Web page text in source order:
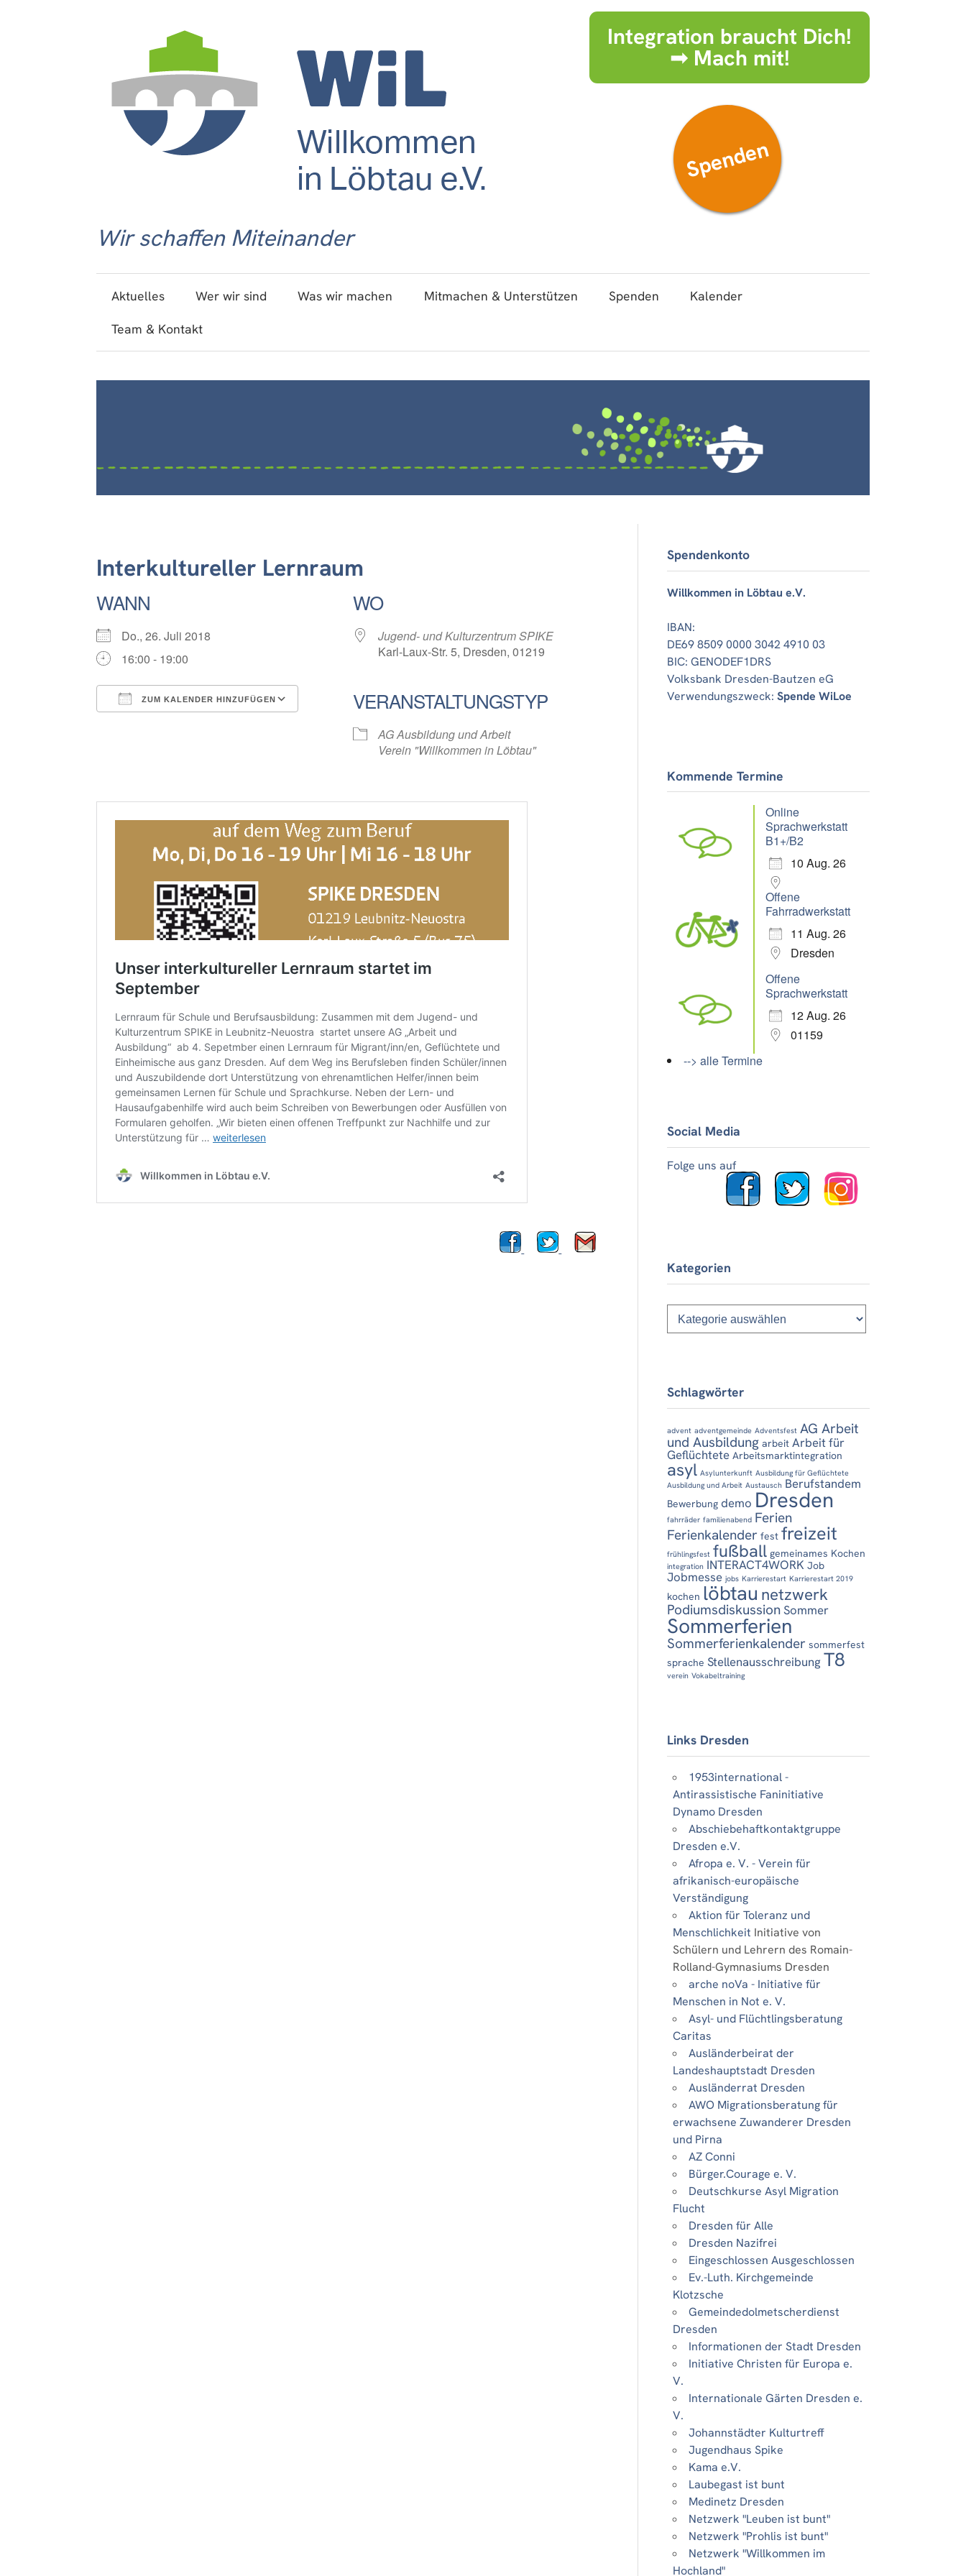
Wir schaffen Miteinander
Integration braucht Dich!
➟ Mach mit!
Spenden
Aktuelles Wer wir sind Was wir machen Mitmachen & Unterstützen Spenden
Kalender
Team & Kontakt
Interkultureller Lernraum
WANN
Do., 26. Juli 2018
16:00 - 19:00
ZUM KALENDER HINZUFÜGEN
Google Kalender
WO
Jugend- und Kulturzentrum SPIKE
Karl-Laux-Str. 5, Dresden, 01219
VERANSTALTUNGSTYP
AG Ausbildung und Arbeit
Verein "Willkommen in Löbtau"
Spendenkonto
Willkommen in Löbtau e.V.
IBAN:
DE69 8509 0000 3042 4910 03
BIC: GENODEF1DRS
Volksbank Dresden-Bautzen eG
Verwendungszweck:Spende WiLoe
Kommende Termine
Online
Sprachwerkstatt
B1+/B2
10 Aug. 26
Offene
Fahrradwerkstatt
11 Aug. 26
Dresden
Offene
Sprachwerkstatt
12 Aug. 26
01159
--> alle Termine
Social Media
Folge uns auf
Kategorien
Kategorien
Schlagwörter
advent adventgemeinde Adventsfest AG Arbeit
und Ausbildung arbeit Arbeit für
Geflüchtete Arbeitsmarktintegration
asyl Asylunterkunft Ausbildung für Geflüchtete
Ausbildung und Arbeit Austausch Berufstandem
Bewerbung demo Dresden
fahrräder familienabend Ferien
Ferienkalender fest freizeit
frühlingsfest fußball gemeinames Kochen
integration INTERACT4WORK Job
Jobmesse jobs Karrierestart Karrierestart 2019
kochen löbtau netzwerk
PodiumsdiskussionSommer
Sommerferien
Sommerferienkalender sommerfest
sprache Stellenausschreibung T8
verein Vokabeltraining
Links Dresden
1953international -
Antirassistische Faninitiative
Dynamo Dresden
Abschiebehaftkontaktgruppe
Dresden e.V.
Afropa e. V. - Verein für
afrikanisch-europäische
Verständigung
Aktion für Toleranz und
Menschlichkeit Initiative von
Schülern und Lehrern des Romain-
Rolland-Gymnasiums Dresden
arche noVa - Initiative für
Menschen in Not e. V.
Asyl- und Flüchtlingsberatung
Caritas
Ausländerbeirat der
Landeshauptstadt Dresden
Ausländerrat Dresden
AWO Migrationsberatung für
erwachsene Zuwanderer Dresden
und Pirna
AZ Conni
Bürger.Courage e. V.
Deutschkurse Asyl Migration
Flucht
Dresden für Alle
Dresden Nazifrei
Eingeschlossen Ausgeschlossen
Ev.-Luth. Kirchgemeinde
Klotzsche
Gemeindedolmetscherdienst
Dresden
Informationen der Stadt Dresden
Initiative Christen für Europa e.
V.
Internationale Gärten Dresden e.
V.
Johannstädter Kulturtreff
Jugendhaus Spike
Kama e.V.
Laubegast ist bunt
Medinetz Dresden
Netzwerk "Leuben ist bunt"
Netzwerk "Prohlis ist bunt"
Netzwerk "Willkommen im
Hochland"